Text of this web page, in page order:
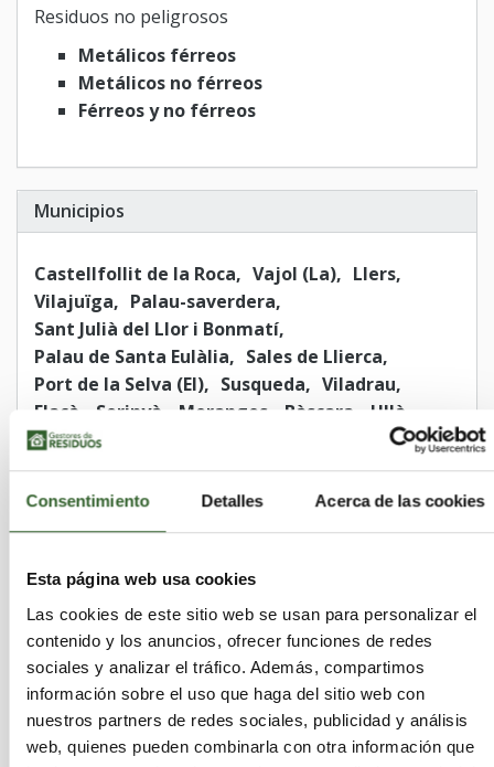
Consentimiento Detalles Acerca de las cookies
Esta página web usa cookies
Las cookies de este sitio web se usan para personalizar el
contenido y los anuncios, ofrecer funciones de redes
sociales y analizar el tráfico. Además, compartimos
información sobre el uso que haga del sitio web con
nuestros partners de redes sociales, publicidad y análisis
web, quienes pueden combinarla con otra información que
Residuos no peligrosos
Metálicos férreos
Metálicos no férreos
Férreos y no férreos
Municipios
Castellfollit de la Roca Vajol (La)
Llers
Vilajuïga
Palau-saverdera
Sant Julià del Llor i Bonmatí
Palau de Santa Eulàlia
Sales de Llierca
Port de la Selva (El)
Susqueda
Viladrau
Flaçà
Serinyà Meranges Bàscara
Ullà
Santa Coloma de Farners
Torroella de Montgrí
Bisbal d'Empordà (La)
Cabanes
Montagut i Oix
Vilabertran
Vilademuls
Tortellà
Sant Jaume de Llierca
Navata
Cassà de la Selva
Saus, Camallera i Llampaies
Maçanet de Cabrenys
Sant Pau de Segúries
Agullana
Camós
Sant Miquel de Fluvià
Avinyonet de Puigventós
Ventalló
Cervià de Ter
Puigcerdà
Calonge